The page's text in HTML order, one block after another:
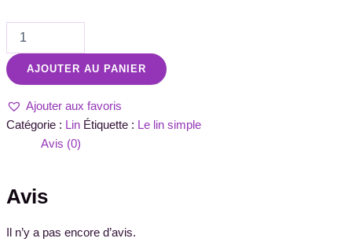
AJOUTER AU PANIER
Ajouter aux favoris
Catégorie : Lin Étiquette : Le lin simple
Avis (0)
Avis
Il n’y a pas encore d’avis.